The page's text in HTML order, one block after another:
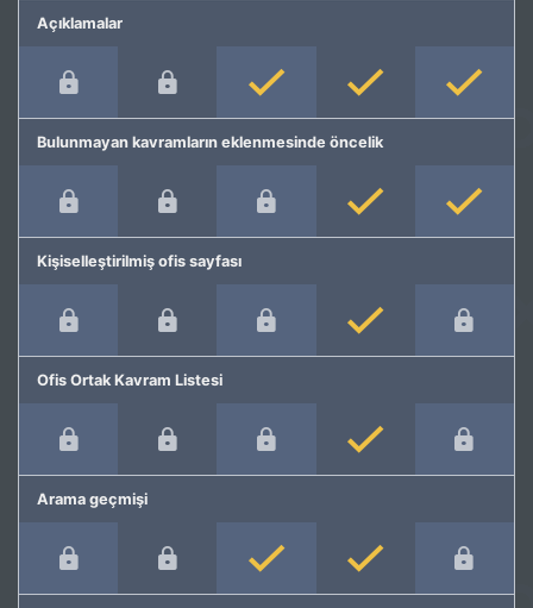
Açıklamalar
Bulunmayan kavramların eklenmesinde öncelik
Kişiselleştirilmiş ofis sayfası
Ofis Ortak Kavram Listesi
Arama geçmişi